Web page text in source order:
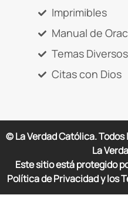
Imprimibles
Manual de
Temas Diversos
Citas con Dios
© La Verdad Católica.
La
Este sitio está protegido
Política de Privacidad y los